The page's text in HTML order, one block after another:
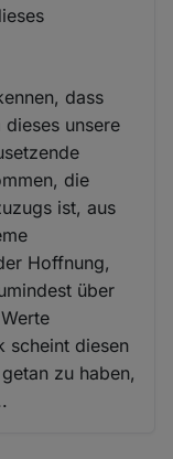
dass
unsere
die
ist, aus
Hoffnung,
über
scheint diesen
zu haben,